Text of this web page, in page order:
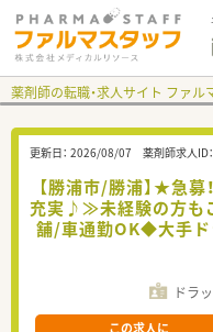
薬剤師の転職・求人サイト ファル
更新日： 2026/08/07 薬剤師求人ID：
【勝浦市/勝浦】★急
充実♪≫未経験の方も
舗/車通勤OK◆大手ド
ドラ